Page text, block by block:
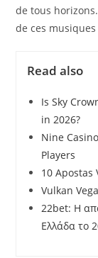
de tous
de ces
Read also
Is Sky
in 2026?
Nine
Players
10 Apostas
Vulkan
22bet: Η
Ελλάδα το